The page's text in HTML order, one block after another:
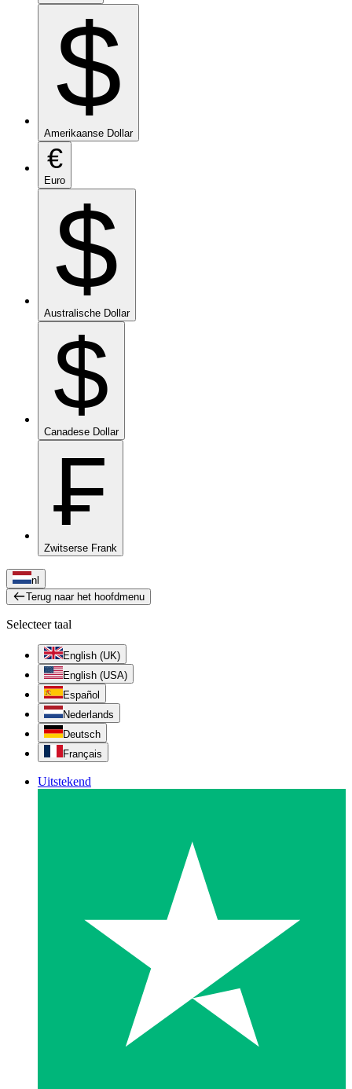
$
Amerikaanse Dollar
€
Euro
$
Australische Dollar
$
Canadese Dollar
₣
Zwitserse Frank
nl
Terug naar het hoofdmenu
Selecteer taal
English (UK)
English (USA)
Español
Nederlands
Deutsch
Français
Uitstekend